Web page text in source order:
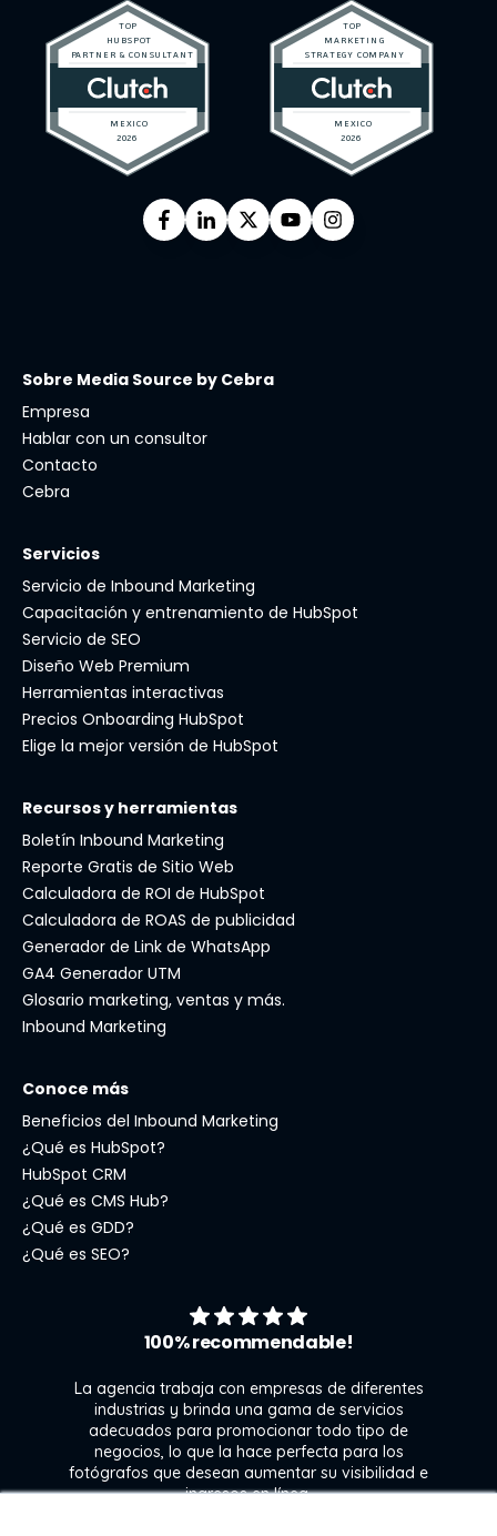
Sobre Media Source by Cebra
Empresa
Hablar con un consultor
Contacto
Cebra
Servicios
Servicio de Inbound Marketing
Capacitación y entrenamiento de HubSpot
Servicio de SEO
Diseño Web Premium
Herramientas interactivas
Precios Onboarding HubSpot
Elige la mejor versión de HubSpot
Recursos y herramientas
Boletín Inbound Marketing
Reporte Gratis de Sitio Web
Calculadora de ROI de HubSpot
Calculadora de ROAS de publicidad
Generador de Link de WhatsApp
GA4 Generador UTM
Glosario marketing, ventas y más.
Inbound Marketing
Conoce más
Beneficios del Inbound Marketing
¿Qué es HubSpot?
HubSpot CRM
¿Qué es CMS Hub?
¿Qué es GDD?
¿Qué es SEO?
100% recommendable!
La agencia trabaja con empresas de diferentes
industrias y brinda una gama de servicios
adecuados para promocionar todo tipo de
negocios, lo que la hace perfecta para los
fotógrafos que desean aumentar su visibilidad e
ingresos en línea.